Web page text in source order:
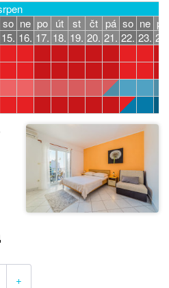
so ne po út st čt pá so ne po
15. 16. 17. 18. 19. 20. 21. 22. 23. 24.
+